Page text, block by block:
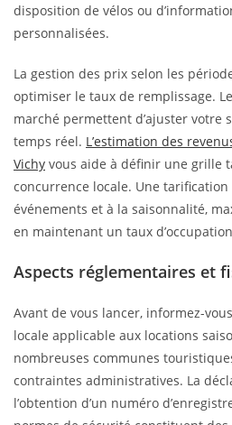
disposition de vélos ou
personnalisées.
La gestion des prix selon les
optimiser le taux de remplissage.
marché permettent d’ajuster votre
temps réel. L’estimation des
Vichy vous aide à définir une grille
concurrence locale. Une
événements et à la saisonnalité,
en maintenant un taux
Aspects réglementaires et
Avant de vous lancer, informez-
locale applicable aux locations
nombreuses communes
contraintes administratives. La
l’obtention d’un numéro